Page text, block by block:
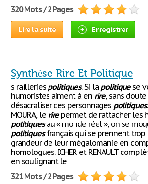
320 Mots / 2 Pages
Lire la suite Enregistrer
Synthèse Rire Et Politique
s railleries politiques. Si la politiquese
humoristes aiment à en rire, sans
désacraliser ces personnages politiques
MOURA, le rirepermet de rattacher les
politiquesau « monde réel », on se
politiquesfrançais qui se prennent trop
grandeur de leur mégalomanie en
homologues. ICHER et RENAULT
en soulignant le
321 Mots / 2 Pages